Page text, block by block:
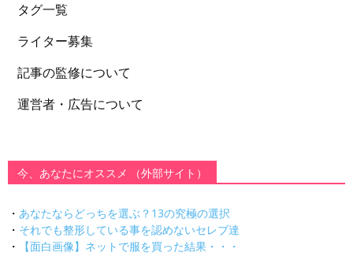
タグ一覧
ライター募集
記事の監修について
運営者・広告について
今、あなたにオススメ （外部サイト）
・ あなたならどっちを選ぶ？13の究極の選択
・ それでも整形している事を認めないセレブ達
・
【面白画像】ネットで服を買った結果・・・